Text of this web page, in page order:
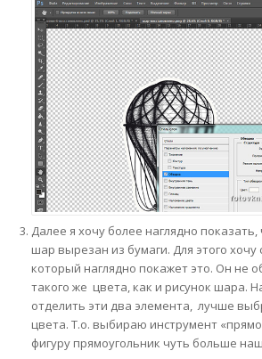
Далее я хочу более наглядно
шар вырезан из бумаги. Для этого хочу
который наглядно покажет это. Он не
такого же цвета, как и рисунок шара.
отделить эти два элемента, лучше
цвета. Т.о. выбираю инструмент
фигуру прямоугольник чуть больше